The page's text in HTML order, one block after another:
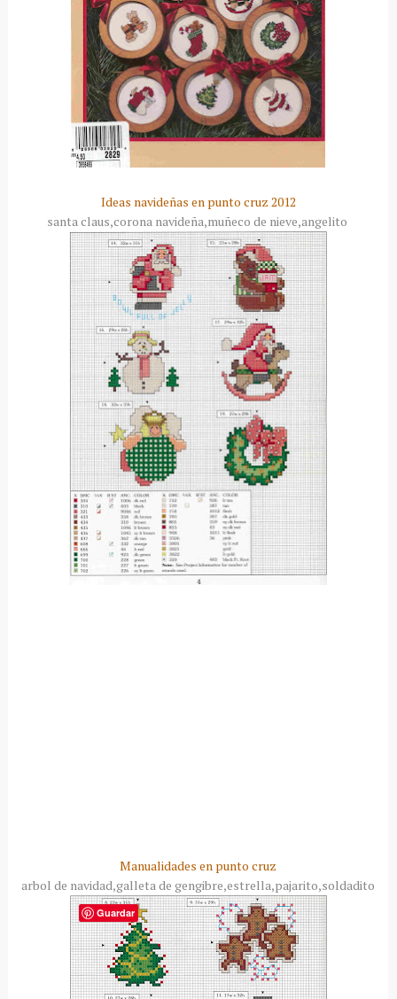
Ideas navideñas en punto cruz 2012
santa claus,corona navideña,muñeco de nieve,angelito
Manualidades en punto cruz
arbol de navidad,galleta de gengibre,estrella,pajarito,soldadito
Guardar